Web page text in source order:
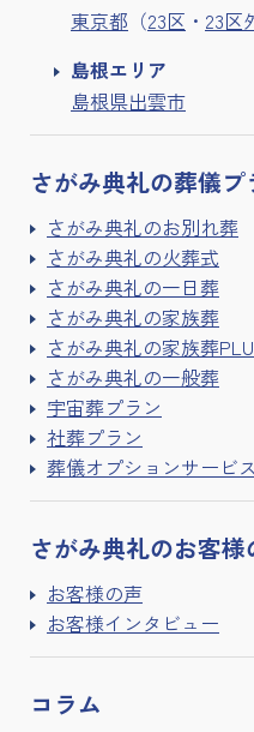
東京都 （23区 ・ 23区
島根エリア
島根県出雲市
さがみ典礼の葬儀プ
さがみ典礼のお別れ葬
さがみ典礼の火葬式
さがみ典礼の一日葬
さがみ典礼の家族葬
さがみ典礼の家族葬
さがみ典礼の一般葬
宇宙葬プラン
社葬プラン
葬儀オプションサービス
さがみ典礼のお客様
お客様の声
お客様インタビュー
コラム